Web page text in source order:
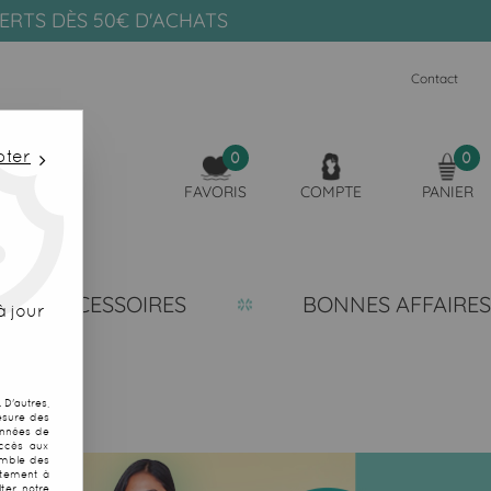
DÈS 50€ D'ACHATS
Contact
0
FAVORIS COMPTE
0
PANIER
ACCESSOIRES BONNES AFFAIRES
jour
des
de
aux
des
à
notre